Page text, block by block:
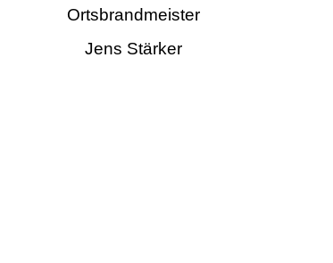
Ortsbrandmeister
Jens Stärker